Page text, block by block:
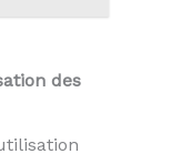
des